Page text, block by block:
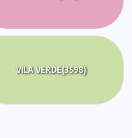
VILA VERDE(3598)